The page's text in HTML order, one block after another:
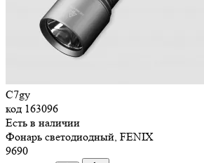
C7gy
код 163096
Есть в наличии
Фонарь светодиодный, FENIX
9690